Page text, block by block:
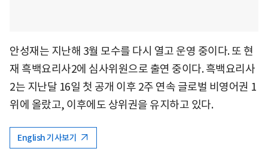
안성재는 지난해 3월 모수를 다시 열고 운영 중이다. 또 현
재 흑백요리사2에 심사위원으로 출연 중이다. 흑백요리사
2는 지난달 16일 첫 공개 이후 2주 연속 글로벌 비영어권 1
위에 올랐고, 이후에도 상위권을 유지하고 있다.
English 기사보기